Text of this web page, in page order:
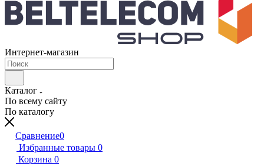
Интернет-магазин
Каталог
По всему сайту
По каталогу
Сравнение0
Избранные товары 0
Корзина 0